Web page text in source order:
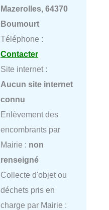
Mazerolles, 64370
Boumourt
Téléphone :
Contacter
Site internet :
Aucun site internet
connu
Enlèvement des
encombrants par
Mairie : non
renseigné
Collecte d'objet ou
déchets pris en
charge par Mairie :